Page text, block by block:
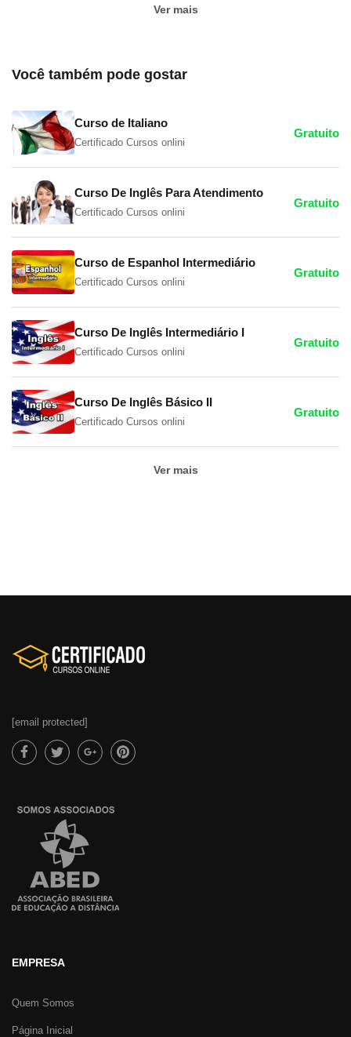
Ver mais
Você também pode gostar
Curso de Italiano
Certificado Cursos onlini
Gratuito
Curso De Inglês Para Atendimento
Certificado Cursos onlini
Gratuito
Curso de Espanhol Intermediário
Certificado Cursos onlini
Gratuito
Curso De Inglês Intermediário I
Certificado Cursos onlini
Gratuito
Curso De Inglês Básico II
Certificado Cursos onlini
Gratuito
Ver mais
[email protected]
EMPRESA
Quem Somos
Página Inicial